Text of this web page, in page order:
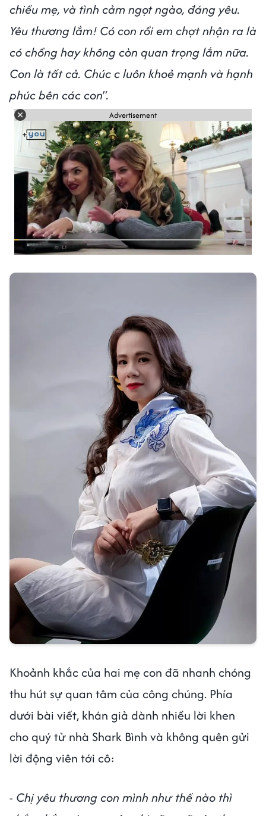
chiều mẹ, và tình cảm ngọt ngào, đáng yêu.
Yêu thương lắm! Có con rồi em chợt nhận ra là
có chồng hay không còn quan trọng lắm nữa.
Con là tất cả. Chúc c luôn khoẻ mạnh và hạnh
phúc bên các con".
Advertisement
Khoảnh khắc của hai mẹ con đã nhanh chóng
thu hút sự quan tâm của công chúng. Phía
dưới bài viết, khán giả dành nhiều lời khen
cho quý tử nhà Shark Bình và không quên gửi
lời động viên tới cô:
- Chị yêu thương con mình như thế nào thì